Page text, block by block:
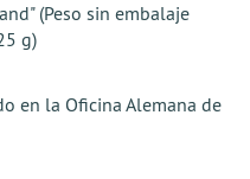
(Peso sin embalaje
g)
en la Oficina Alemana de